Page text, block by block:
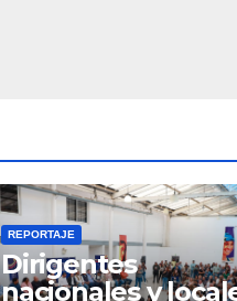
REPORTAJE
Dirigentes
nacionales y